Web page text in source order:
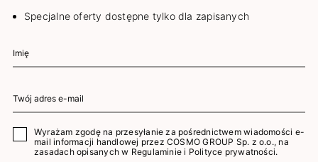
Specjalne oferty dostępne tylko dla zapisanych
Wyrażam zgodę na przesyłanie za pośrednictwem wiadomości e-
mail informacji handlowej przez COSMO GROUP Sp. z o.o., na
zasadach opisanych w Regulaminie i Polityce prywatności.